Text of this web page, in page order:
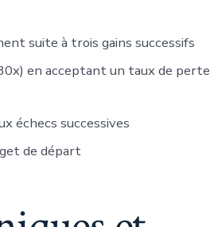
suite à trois gains successifs
en acceptant un taux de perte
échecs successives
de départ